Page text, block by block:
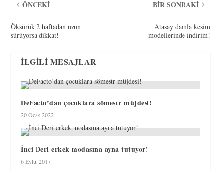
ÖNCEKI
Öksürük 2 haftadan uzun
sürüyorsa dikkat!
BIR SONRAKI
Atasay damla kesim
modellerinde indirim!
İLGILI MESAJLAR
DeFacto’dan çocuklara sömestr müjdesi!
20 Ocak 2022
İnci Deri erkek modasına ayna tutuyor!
6 Eylül 2017